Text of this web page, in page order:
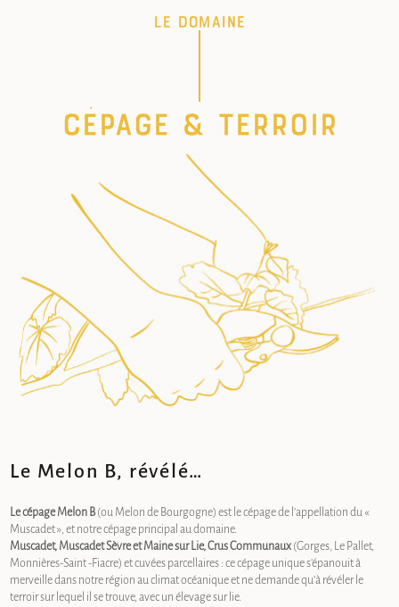
Le domaine
Cépage & terroir
Le Melon B, révélé…
Le cépage Melon B (ou Melon de Bourgogne) est le cépage de l’appellation du «
Muscadet », et notre cépage principal au domaine.
Muscadet, Muscadet Sèvre et Maine sur Lie, Crus Communaux (Gorges, Le Pallet,
Monnières-Saint -Fiacre) et cuvées parcellaires : ce cépage unique s’épanouit à
merveille dans notre région au climat océanique et ne demande qu’à révéler le
terroir sur lequel il se trouve, avec un élevage sur lie.